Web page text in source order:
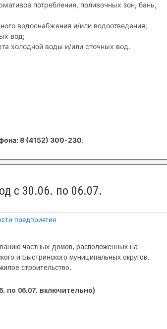
потребления, поливочных зон, бань,
водоснабжения и/или водоотведения;
вод;
холодной воды и/или сточных вод.
8 (4152) 300-230.
с 30.06. по 06.07.
предприятия
частных домов, расположенных на
и Быстринского муниципальных округов.
строительство.
по 06.07. включительно)